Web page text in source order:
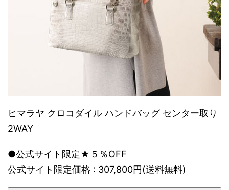
ヒマラヤ クロコダイル ハンドバッグ センター取り
2WAY
●公式サイト限定★５％OFF
公式サイト限定価格 : 307,800円(送料無料)